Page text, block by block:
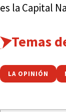
es la Capital
Temas
LA OPINIÓN